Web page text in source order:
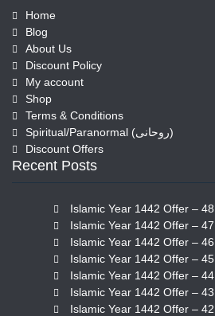
Home
Blog
About Us
Discount Policy
My account
Shop
Terms & Conditions
Spiritual/Paranormal (روحانی)
Discount Offers
Recent Posts
Islamic Year 1442 Offer – 48
Islamic Year 1442 Offer – 47
Islamic Year 1442 Offer – 46
Islamic Year 1442 Offer – 45
Islamic Year 1442 Offer – 44
Islamic Year 1442 Offer – 43
Islamic Year 1442 Offer – 42